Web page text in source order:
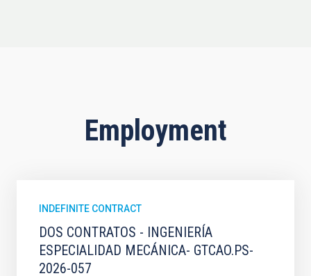
Employment
INDEFINITE CONTRACT
DOS CONTRATOS - INGENIERÍA
ESPECIALIDAD MECÁNICA- GTCAO.PS-
2026-057